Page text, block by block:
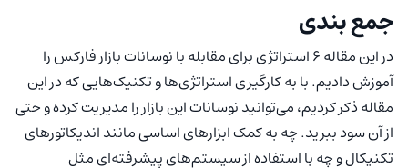
جمع بندی
در این مقاله ۶ استراتژی برای مقابله با نوسانات بازار فارکس را
آموزش دادیم. با به کارگیری استراتژی‌ها و تکنیک‌هایی که در این
مقاله ذکر کردیم، می‌توانید نوسانات این بازار را مدیریت کرده و حتی
از آن‌ سود ببرید. چه به کمک ابزارهای اساسی مانند اندیکاتورهای
تکنیکال و چه با استفاده از سیستم‌های پیشرفته‌ای مثل